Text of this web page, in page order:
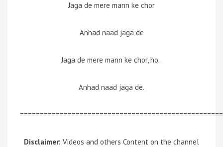
Jaga de mere mann ke chor
Anhad naad jaga de
Jaga de mere mann ke chor, ho..
Anhad naad jaga de.
Disclaimer: Videos and others Content on the channel